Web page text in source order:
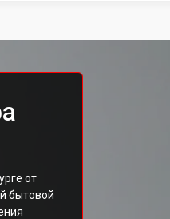
от
бытовой